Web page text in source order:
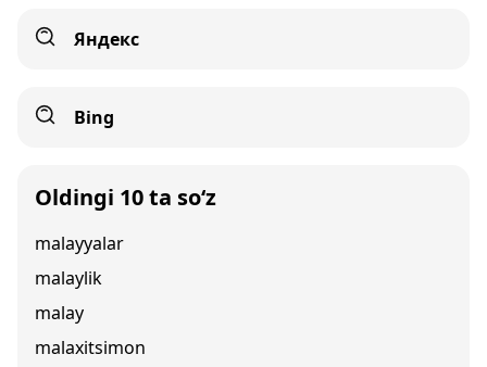
Яндекс
Bing
Oldingi 10 ta so‘z
malayyalar
malaylik
malay
malaxitsimon